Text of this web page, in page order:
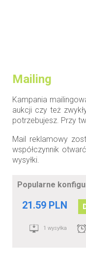
Mailing
Kampania
aukcji czy też
potrzebujesz. Przy
Mail reklamowy
współczynnik
wysyłki.
Popularne
21.59 PLN
1 wysyłka